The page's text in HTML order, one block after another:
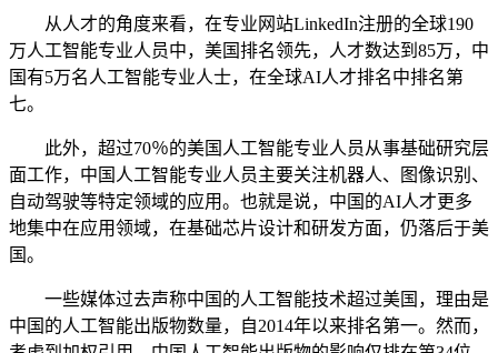
从人才的角度来看，在专业网站LinkedIn注册的全球190
万人工智能专业人员中，美国排名领先，人才数达到85万，中
国有5万名人工智能专业人士，在全球AI人才排名中排名第
七。
此外，超过70％的美国人工智能专业人员从事基础研究层
面工作，中国人工智能专业人员主要关注机器人、图像识别、
自动驾驶等特定领域的应用。也就是说，中国的AI人才更多
地集中在应用领域，在基础芯片设计和研发方面，仍落后于美
国。
一些媒体过去声称中国的人工智能技术超过美国，理由是
中国的人工智能出版物数量，自2014年以来排名第一。然而，